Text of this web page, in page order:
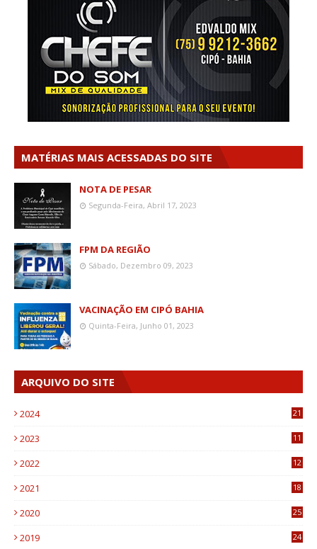
MATÉRIAS MAIS ACESSADAS DO SITE
NOTA DE PESAR
Segunda-Feira, Abril 17, 2023
FPM DA REGIÃO
Sábado, Dezembro 09, 2023
VACINAÇÃO EM CIPÓ BAHIA
Quinta-Feira, Junho 01, 2023
ARQUIVO DO SITE
2024 21
2023
11
2022
12
2021
18
2020
25
2019
24